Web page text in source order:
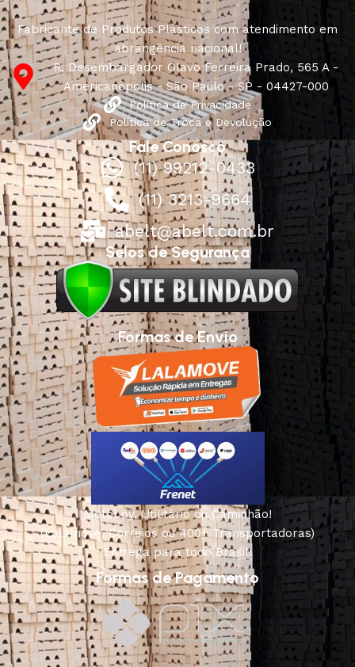
Fabricante de Produtos Plásticos com atendimento em
abrangência nacional!
R. Desembargador Olavo Ferreira Prado, 565 A -
Americanópolis - São Paulo - SP - 04427-000
Política de Privacidade
Política de Troca e Devolução
Fale Conosco
(11) 99212-0433
(11) 3213-9664
abelt@abelt.com.br
Selos de Segurança
Formas de Envio
Motoboy, Utilitário ou Caminhão!
(Lalamove, Correios ou 400+ Transportadoras)
Entrega para todo Brasil!
Formas de Pagamento